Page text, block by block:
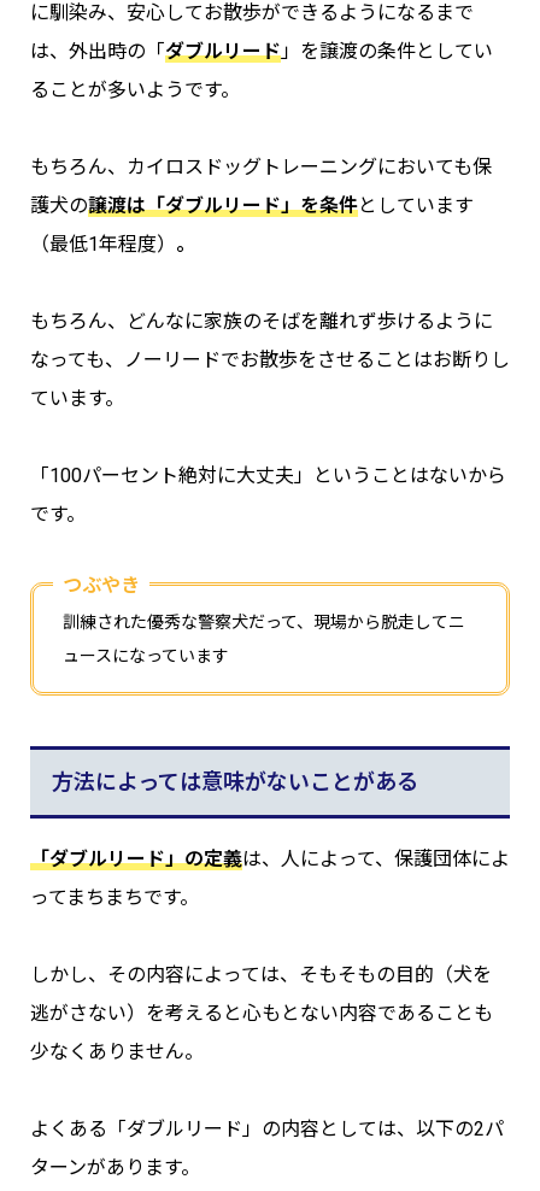
に馴染み、安心してお散歩ができるようになるまで
は、外出時の「 ダブルリード」を譲渡の条件としてい
ることが多いようです。
もちろん、カイロスドッグトレーニングにおいても保
護犬の譲渡は「ダブルリード」を条件としています
（最低1年程度） 。
もちろん、どんなに家族のそばを離れず歩けるように
なっても、ノーリードでお散歩をさせることはお断りし
ています。
「100パーセント絶対に大丈夫」ということはないから
です。
つぶやき
訓練された優秀な警察犬だって、現場から脱走してニ
ュースになっています
方法によっては意味がないことがある
「ダブルリード」の定義は、人によって、保護団体によ
ってまちまちです。
しかし、その内容によっては、そもそもの目的（犬を
逃がさない）を考えると心もとない内容であることも
少なくありません。
よくある「ダブルリード」の内容としては、以下の2パ
ターンがあります。